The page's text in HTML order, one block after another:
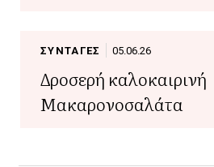
ΣΥΝΤΑΓΕΣ 05.06.26
Δροσερή καλοκαιρινή
Μακαρονοσαλάτα